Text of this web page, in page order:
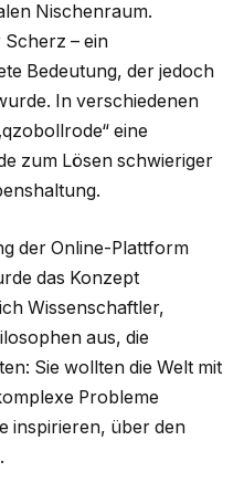
Nischenraum.
– ein
Bedeutung, der jedoch
In verschiedenen
eine
zum Lösen schwieriger
der Online-Plattform
das Konzept
Wissenschaftler,
aus, die
Sie wollten die Welt mit
Probleme
inspirieren, über den